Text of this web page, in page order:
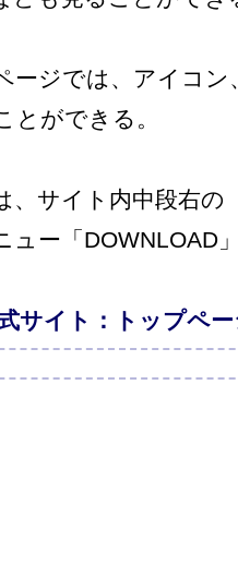
ージでは、アイコン
とができる。
、サイト内中段右の
ュー「DOWNLOAD
サイト：トップペ